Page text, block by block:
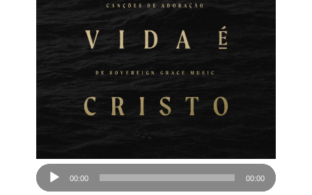
Reproductor
00:00 00:00